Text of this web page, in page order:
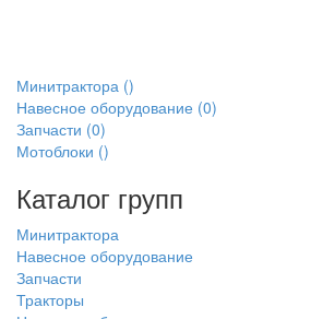
Минитрактора ()
Навесное оборудование (0)
Запчасти (0)
Мотоблоки ()
Каталог групп
Минитрактора
Навесное оборудование
Запчасти
Тракторы